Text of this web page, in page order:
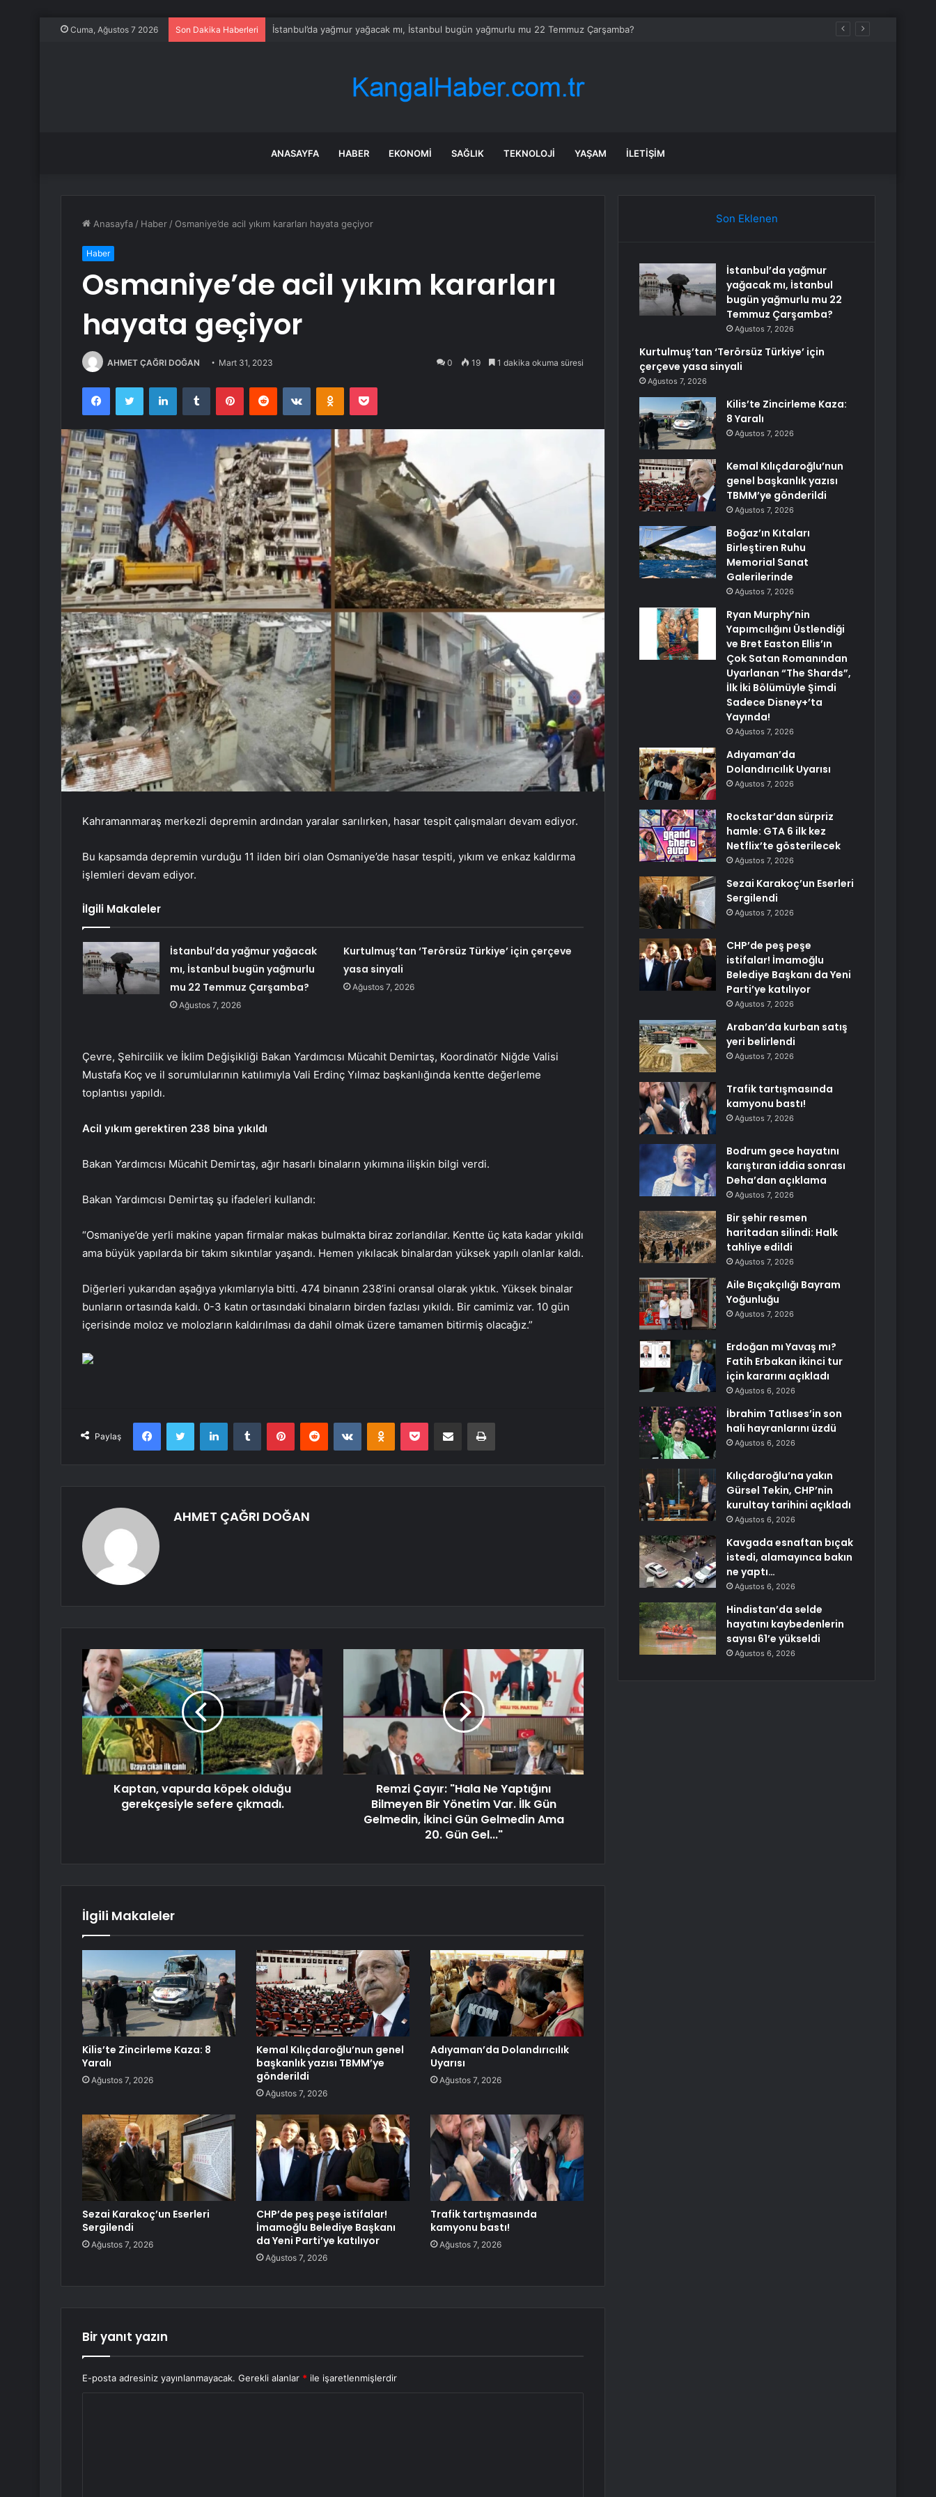
Cuma, Ağustos 7 2026 Son Dakika Haberleri Kurtulmuş’tan ‘Terörsüz Türkiye’ için çerçeve yasa sinyali
ANASAYFA HABER EKONOMI SAĞLIK TEKNOLOJI YAŞAM İLETIŞIM
Anasayfa / Haber / Osmaniye’de acil yıkım kararları hayata geçiyor
Haber
Osmaniye’de acil yıkım kararları
hayata geçiyor
AHMET ÇAĞRI DOĞAN Mart 31, 2023 0 19 1 dakika okuma süresi
FacebookTwitter LinkedInTumblr PinterestReddit VKontakteOdnoklassniki
Pocket
Kahramanmaraş merkezli depremin ardından yaralar sarılırken, hasar tespit çalışmaları devam ediyor.
Bu kapsamda depremin vurduğu 11 ilden biri olan Osmaniye’de hasar tespiti, yıkım ve enkaz kaldırma
işlemleri devam ediyor.
İlgili Makaleler
İstanbul’da yağmur yağacak
mı, İstanbul bugün yağmurlu
mu 22 Temmuz Çarşamba?
Ağustos 7, 2026
Kurtulmuş’tan ‘Terörsüz Türkiye’ için çerçeve
yasa sinyali
Ağustos 7, 2026
Çevre, Şehircilik ve İklim Değişikliği Bakan Yardımcısı Mücahit Demirtaş, Koordinatör Niğde Valisi
Mustafa Koç ve il sorumlularının katılımıyla Vali Erdinç Yılmaz başkanlığında kentte değerleme
toplantısı yapıldı.
Acil yıkım gerektiren 238 bina yıkıldı
Bakan Yardımcısı Mücahit Demirtaş, ağır hasarlı binaların yıkımına ilişkin bilgi verdi.
Bakan Yardımcısı Demirtaş şu ifadeleri kullandı:
“Osmaniye’de yerli makine yapan firmalar makas bulmakta biraz zorlandılar. Kentte üç kata kadar yıkıldı
ama büyük yapılarda bir takım sıkıntılar yaşandı. Hemen yıkılacak binalardan yüksek yapılı olanlar kaldı.
Diğerleri yukarıdan aşağıya yıkımlarıyla bitti. 474 binanın 238’ini oransal olarak yıktık. Yüksek binalar
bunların ortasında kaldı. 0-3 katın ortasındaki binaların birden fazlası yıkıldı. Bir camimiz var. 10 gün
içerisinde moloz ve molozların kaldırılması da dahil olmak üzere tamamen bitirmiş olacağız.”
Paylaş
FacebookTwitter LinkedInTumblr PinterestReddit VKontakteOdnoklassniki
Pocket E-Posta ile paylaş Yazdır
AHMET ÇAĞRI DOĞAN
Kaptan, vapurda köpek olduğu
gerekçesiyle sefere çıkmadı.
Remzi Çayır: "Hala Ne Yaptığını
Bilmeyen Bir Yönetim Var. İlk Gün
Gelmedin, İkinci Gün Gelmedin Ama
20. Gün Gel..."
İlgili Makaleler
Kilis’te Zincirleme Kaza: 8
Yaralı
Ağustos 7, 2026
Kemal Kılıçdaroğlu’nun genel
başkanlık yazısı TBMM’ye
gönderildi
Ağustos 7, 2026
Adıyaman’da Dolandırıcılık
Uyarısı
Ağustos 7, 2026
Sezai Karakoç’un Eserleri
Sergilendi
Ağustos 7, 2026
CHP’de peş peşe istifalar!
İmamoğlu Belediye Başkanı
da Yeni Parti’ye katılıyor
Ağustos 7, 2026
Trafik tartışmasında
kamyonu bastı!
Ağustos 7, 2026
Bir yanıt yazın
E-posta adresiniz yayınlanmayacak. Gerekli alanlar * ile işaretlenmişlerdir
Son Eklenen
İstanbul’da yağmur
yağacak mı, İstanbul
bugün yağmurlu mu 22
Temmuz Çarşamba?
Ağustos 7, 2026
Kurtulmuş’tan ‘Terörsüz Türkiye’ için
çerçeve yasa sinyali
Ağustos 7, 2026
Kilis’te Zincirleme Kaza:
8 Yaralı
Ağustos 7, 2026
Kemal Kılıçdaroğlu’nun
genel başkanlık yazısı
TBMM’ye gönderildi
Ağustos 7, 2026
Boğaz’ın Kıtaları
Birleştiren Ruhu
Memorial Sanat
Galerilerinde
Ağustos 7, 2026
Ryan Murphy’nin
Yapımcılığını Üstlendiği
ve Bret Easton Ellis’ın
Çok Satan Romanından
Uyarlanan “The Shards”,
İlk İki Bölümüyle Şimdi
Sadece Disney+’ta
Yayında!
Ağustos 7, 2026
Adıyaman’da
Dolandırıcılık Uyarısı
Ağustos 7, 2026
Rockstar’dan sürpriz
hamle: GTA 6 ilk kez
Netflix’te gösterilecek
Ağustos 7, 2026
Sezai Karakoç’un Eserleri
Sergilendi
Ağustos 7, 2026
CHP’de peş peşe
istifalar! İmamoğlu
Belediye Başkanı da Yeni
Parti’ye katılıyor
Ağustos 7, 2026
Araban’da kurban satış
yeri belirlendi
Ağustos 7, 2026
Trafik tartışmasında
kamyonu bastı!
Ağustos 7, 2026
Bodrum gece hayatını
karıştıran iddia sonrası
Deha’dan açıklama
Ağustos 7, 2026
Bir şehir resmen
haritadan silindi: Halk
tahliye edildi
Ağustos 7, 2026
Aile Bıçakçılığı Bayram
Yoğunluğu
Ağustos 7, 2026
Erdoğan mı Yavaş mı?
Fatih Erbakan ikinci tur
için kararını açıkladı
Ağustos 6, 2026
İbrahim Tatlıses’in son
hali hayranlarını üzdü
Ağustos 6, 2026
Kılıçdaroğlu’na yakın
Gürsel Tekin, CHP’nin
kurultay tarihini açıkladı
Ağustos 6, 2026
Kavgada esnaftan bıçak
istedi, alamayınca bakın
ne yaptı…
Ağustos 6, 2026
Hindistan’da selde
hayatını kaybedenlerin
sayısı 61’e yükseldi
Ağustos 6, 2026